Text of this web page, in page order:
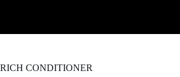
RICH CONDITIONER